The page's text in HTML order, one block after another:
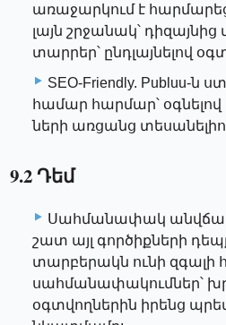
առաջարկում է
լայն շրջանակ՝
տարրեր՝ ընդլայնելով
SEO-Friendly. Publuu-ն
համար հարմար՝ օգնելով
ների առցանց
9.2 Դեմ
Սահմանափակ
շատ այլ գործիքների
տարբերակն ունի զգալի
սահմանափակումներ՝
օգտվողներին իրենց